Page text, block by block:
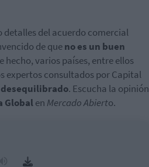
detalles del acuerdo comercial
de queno es un buen
hecho, varios países, entre ellos
expertos consultados por Capital
. Escucha la opinión
Globalen Mercado Abierto.